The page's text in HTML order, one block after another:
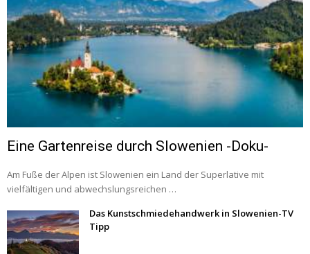
Eine Gartenreise durch Slowenien -Doku-
Am Fuße der Alpen ist Slowenien ein Land der Superlative mit
vielfältigen und abwechslungsreichen …
Das Kunstschmiedehandwerk in Slowenien-TV
Tipp